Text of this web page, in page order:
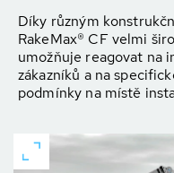
Díky různým
RakeMax® CF velmi
umožňuje reagovat na
zákazníků a na
podmínky na místě